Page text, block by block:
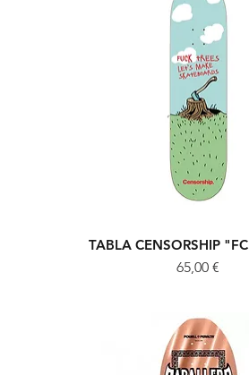
Vista rápida
TABLA CENSORSHIP
Precio
65,00 €